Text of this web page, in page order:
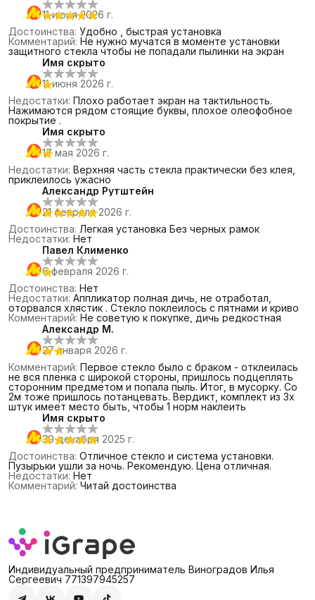
11 июня 2026 г.
Достоинства: Удобно , быстрая установка
Комментарий: Не нужно мучатся в моменте установки
защитного стекла чтобы не попадали пылинки на экран
Имя скрыто
11 июня 2026 г.
Недостатки: Плохо работает экран на тактильность.
Нажимаются рядом стоящие буквы, плохое олеофобное
покрытие .
Имя скрыто
17 мая 2026 г.
Недостатки: Верхняя часть стекла практически без клея,
приклеилось ужасно
Александр Рутштейн
21 февраля 2026 г.
Достоинства: Легкая установка Без черных рамок
Недостатки: Нет
Павел Клименко
6 февраля 2026 г.
Достоинства: Нет
Недостатки: Аппликатор полная дичь, не отработал,
оторвался хлястик . Стекло поклеилось с пятнами и криво
Комментарий: Не советую к покупке, дичь редкостная
Александр М.
27 января 2026 г.
Комментарий: Первое стекло было с браком - отклеилась
не вся пленка с широкой стороны, пришлось подцеплять
сторонним предметом и попала пыль. Итог, в мусорку. Со
2м тоже пришлось потанцевать. Вердикт, комплект из 3х
штук имеет место быть, чтобы 1 норм наклеить
Имя скрыто
30 декабря 2025 г.
Достоинства: Отличное стекло и система установки.
Пузырьки ушли за ночь. Рекомендую. Цена отличная.
Недостатки: Нет
Комментарий: Читай достоинства
Индивидуальный предприниматель Виноградов Илья
Сергеевич 771397945257